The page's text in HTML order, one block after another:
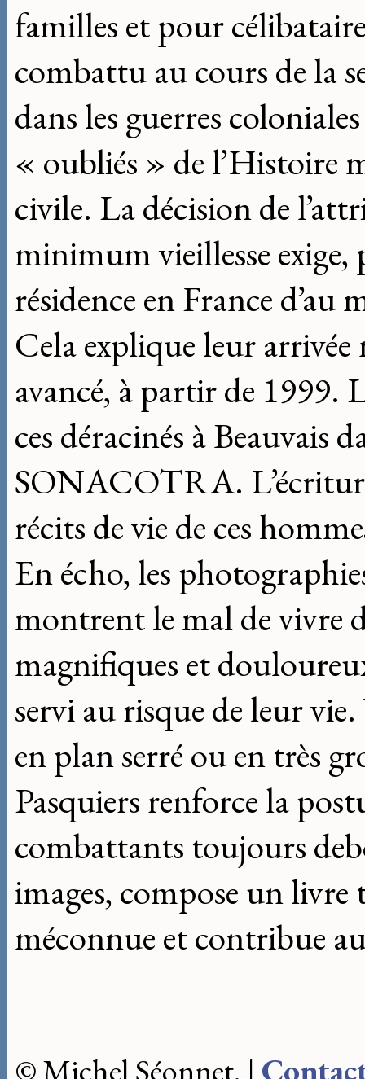
familles et pour
combattu au cours de la
dans les guerres
« oubliés » de l’Histoire
civile. La décision de
minimum vieillesse
résidence en France
Cela explique leur arrivée
avancé, à partir de 1999.
ces déracinés à Beauvais
SONACOTRA.
récits de vie de ces
En écho, les
montrent le mal de vivre
magnifiques et
servi au risque de leur
en plan serré ou en très
Pasquiers renforce la
combattants toujours
images, compose un
méconnue et contribue
© Michel Séonnet. |